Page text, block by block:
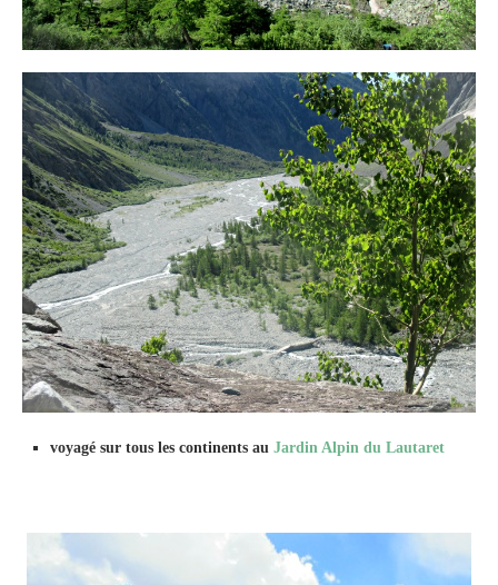
voyagé sur tous les continents au Jardin Alpin du Lautaret